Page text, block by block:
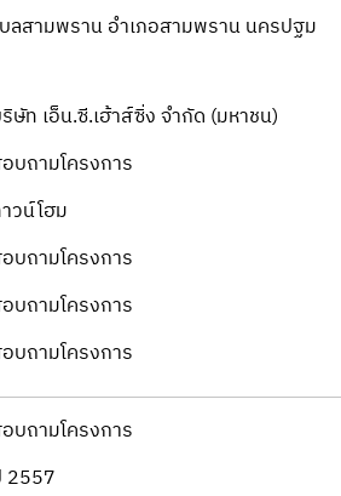
สามพราน อำเภอสามพราน นครปฐม
ษัท เอ็น.ซี.เฮ้าส์ซิ่ง จำกัด (มหาชน)
บถามโครงการ
วน์โฮม
บถามโครงการ
บถามโครงการ
บถามโครงการ
บถามโครงการ
2557